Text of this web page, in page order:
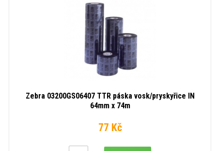
Zebra 03200GS06407 TTR páska vosk/pryskyřice IN
64mm x 74m
77 Kč